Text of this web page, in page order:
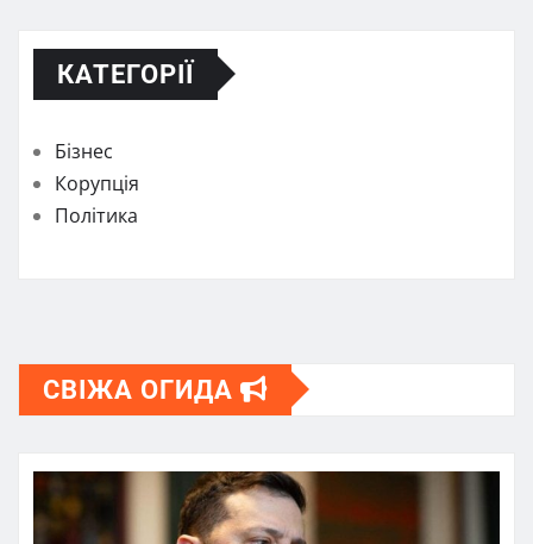
КАТЕГОРІЇ
Бізнес
Корупція
Політика
СВІЖА ОГИДА